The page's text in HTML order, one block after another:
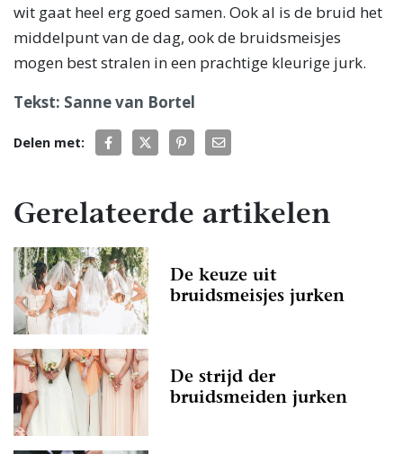
wit gaat heel erg goed samen. Ook al is de bruid het
middelpunt van de dag, ook de bruidsmeisjes
mogen best stralen in een prachtige kleurige jurk.
Tekst: Sanne van Bortel
Delen met:
Gerelateerde artikelen
De keuze uit
bruidsmeisjes jurken
De strijd der
bruidsmeiden jurken